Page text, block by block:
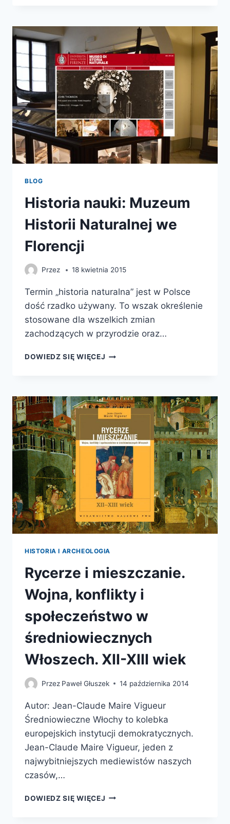
BLOG
Historia nauki: Muzeum
Historii Naturalnej we
Florencji
Przez 18 kwietnia 2015
Termin „historia naturalna” jest w Polsce
dość rzadko używany. To wszak określenie
stosowane dla wszelkich zmian
zachodzących w przyrodzie oraz…
DOWIEDZ SIĘ WIĘCEJ HISTORIA
NATURALNEJ
WE
FLORENCJI
HISTORIA I ARCHEOLOGIA
Rycerze i mieszczanie.
Wojna, konflikty i
społeczeństwo w
średniowiecznych
Włoszech. XII-XIII wiek
Przez Paweł Głuszek 14 października 2014
Autor: Jean-Claude Maire Vigueur
Średniowieczne Włochy to kolebka
europejskich instytucji demokratycznych.
Jean-Claude Maire Vigueur, jeden z
najwybitniejszych mediewistów naszych
czasów,…
DOWIEDZ SIĘ WIĘCEJ RYCERZE